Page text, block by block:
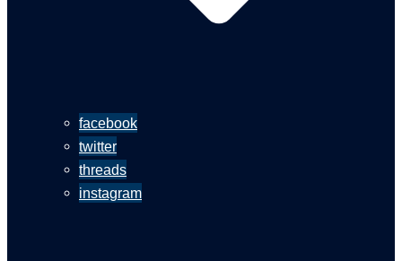
facebook
twitter
threads
instagram